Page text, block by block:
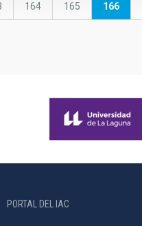
Página
164 Página
165
Página
166
PORTAL DEL IAC